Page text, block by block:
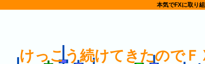
本気でFXに取り
けっこう続けてきたので